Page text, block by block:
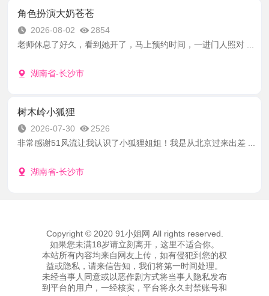
角色扮演大奶苍苍
2026-08-02
2854
老师休息了好久，看到她开了，马上预约时间，一进门人照对 ...
湖南省-长沙市
树木岭小狐狸
2026-07-30
2526
非常感谢51风流让我认识了小狐狸姐姐！我是从北京过来出差 ...
湖南省-长沙市
Copyright © 2020 91小姐网 All rights reserved.
如果您未满18岁请立刻离开，这里不适合你。
本站所有內容均来自网友上传，如有侵犯到您的权
益或隐私，请来信告知，我们将第一时间处理。
未经当事人同意或以恶作剧方式将当事人隐私发布
到平台的用户，一经核实，平台将永久封禁账号和